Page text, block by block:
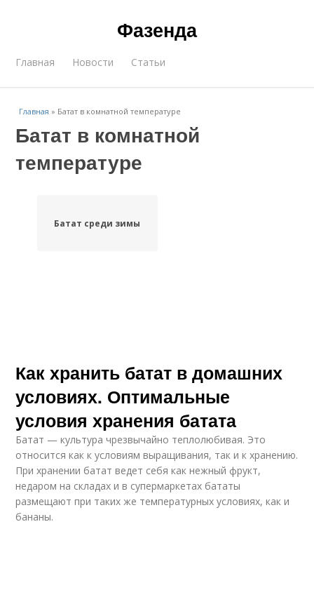
Фазенда
Главная Новости Статьи
Главная » Батат в комнатной температуре
Батат в комнатной
температуре
Батат среди зимы
Как хранить батат в домашних
условиях. Оптимальные
условия хранения батата
Батат — культура чрезвычайно теплолюбивая. Это
относится как к условиям выращивания, так и к хранению.
При хранении батат ведет себя как нежный фрукт,
недаром на складах и в супермаркетах бататы
размещают при таких же температурных условиях, как и
бананы.